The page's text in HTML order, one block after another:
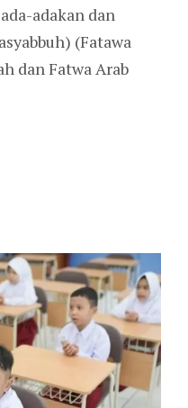
adakan dan
(Fatawa
dan Fatwa Arab